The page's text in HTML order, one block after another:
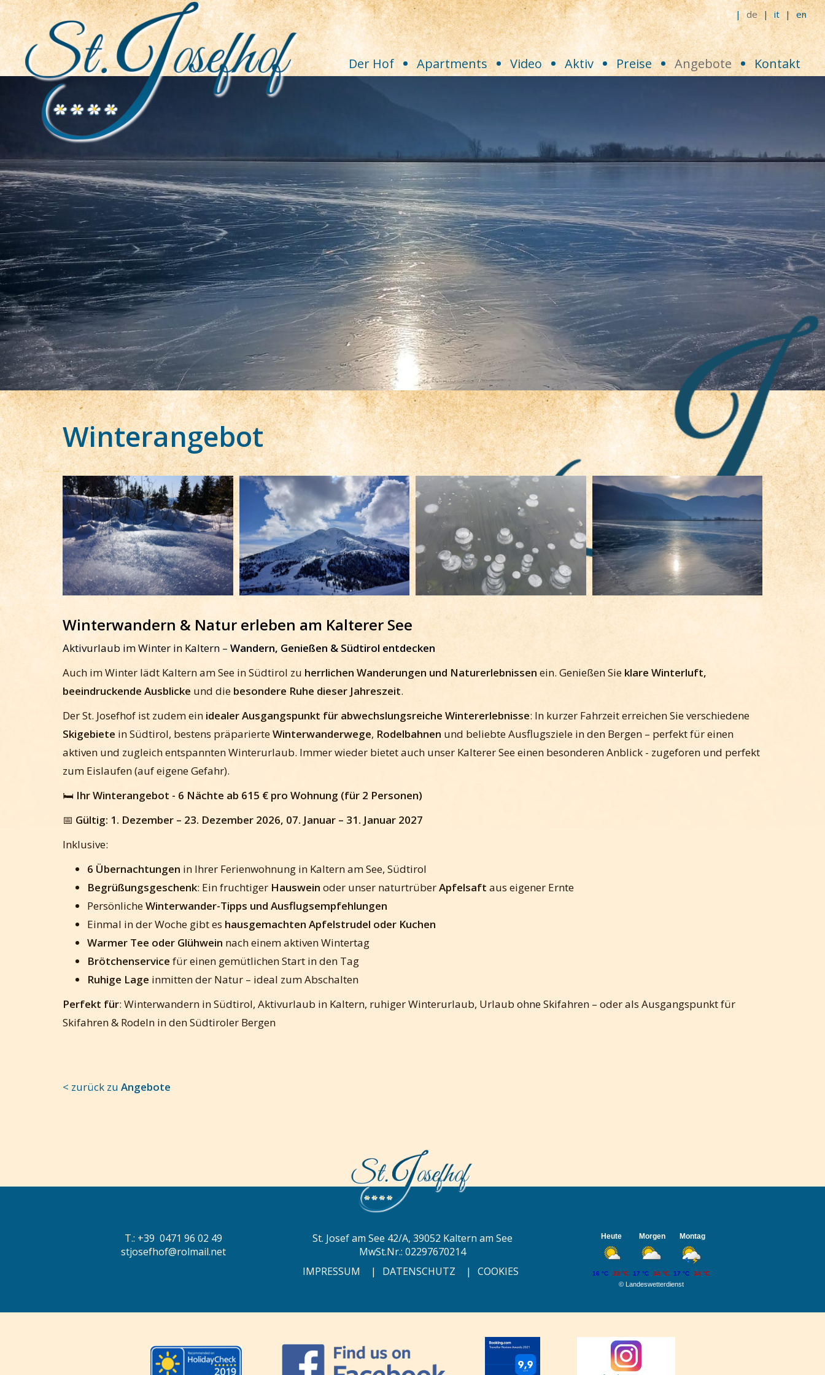
de it en
Der Hof Apartments Video Aktiv Preise Angebote Kontakt
Winterangebot
Winterwandern & Natur erleben am Kalterer See
Aktivurlaub im Winter in Kaltern – Wandern, Genießen & Südtirol entdecken
Auch im Winter lädt Kaltern am See in Südtirol zu herrlichen Wanderungen und Naturerlebnissen ein. Genießen Sie klare Winterluft,
beeindruckende Ausblicke und die besondere Ruhe dieser Jahreszeit.
Der St. Josefhof ist zudem ein idealer Ausgangspunkt für abwechslungsreiche Wintererlebnisse: In kurzer Fahrzeit erreichen Sie verschiedene
Skigebiete in Südtirol, bestens präparierteWinterwanderwege, Rodelbahnen und beliebte Ausflugsziele in den Bergen – perfekt für einen
aktiven und zugleich entspannten Winterurlaub. Immer wieder bietet auch unser Kalterer See einen besonderen Anblick - zugeforen und perfekt
zum Eislaufen (auf eigene Gefahr).
🛏️ Ihr Winterangebot - 6 Nächte ab 615 € pro Wohnung (für 2 Personen)
📅 Gültig: 1. Dezember – 23. Dezember 2026, 07. Januar – 31. Januar 2027
Inklusive:
6 Übernachtungen in Ihrer Ferienwohnung in Kaltern am See, Südtirol
Begrüßungsgeschenk: Ein fruchtiger Hauswein oder unser naturtrüberApfelsaft aus eigener Ernte
PersönlicheWinterwander-Tipps und Ausflugsempfehlungen
Einmal in der Woche gibt es hausgemachten Apfelstrudel oder Kuchen
Warmer Tee oder Glühwein nach einem aktiven Wintertag
Brötchenservice für einen gemütlichen Start in den Tag
Ruhige Lage inmitten der Natur – ideal zum Abschalten
Perfekt für: Winterwandern in Südtirol, Aktivurlaub in Kaltern, ruhiger Winterurlaub, Urlaub ohne Skifahren – oder als Ausgangspunkt für
Skifahren & Rodeln in den Südtiroler Bergen
< zurück zu Angebote
T.: +39 0471 96 02 49
stjosefhof@rolmail.net
St. Josef am See 42/A, 39052 Kaltern am See
MwSt.Nr.: 02297670214
IMPRESSUM
| DATENSCHUTZ | COOKIES
Heute Morgen Montag
© Landeswetterdienst
16 °C 33 °C 17 °C 34 °C 17 °C 34 °C